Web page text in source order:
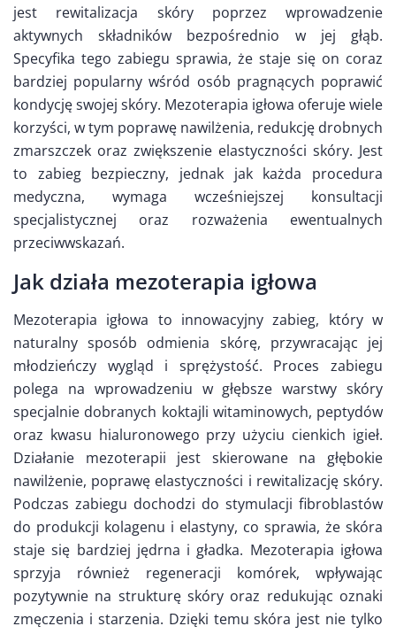
jest rewitalizacja skóry poprzez wprowadzenie
aktywnych składników bezpośrednio w jej głąb.
Specyfika tego zabiegu sprawia, że staje się on coraz
bardziej popularny wśród osób pragnących poprawić
kondycję swojej skóry. Mezoterapia igłowa oferuje wiele
korzyści, w tym poprawę nawilżenia, redukcję drobnych
zmarszczek oraz zwiększenie elastyczności skóry. Jest
to zabieg bezpieczny, jednak jak każda procedura
medyczna, wymaga wcześniejszej konsultacji
specjalistycznej oraz rozważenia ewentualnych
przeciwwskazań.
Jak działa mezoterapia igłowa
Mezoterapia igłowa to innowacyjny zabieg, który w
naturalny sposób odmienia skórę, przywracając jej
młodzieńczy wygląd i sprężystość. Proces zabiegu
polega na wprowadzeniu w głębsze warstwy skóry
specjalnie dobranych koktajli witaminowych, peptydów
oraz kwasu hialuronowego przy użyciu cienkich igieł.
Działanie mezoterapii jest skierowane na głębokie
nawilżenie, poprawę elastyczności i rewitalizację skóry.
Podczas zabiegu dochodzi do stymulacji fibroblastów
do produkcji kolagenu i elastyny, co sprawia, że skóra
staje się bardziej jędrna i gładka. Mezoterapia igłowa
sprzyja również regeneracji komórek, wpływając
pozytywnie na strukturę skóry oraz redukując oznaki
zmęczenia i starzenia. Dzięki temu skóra jest nie tylko